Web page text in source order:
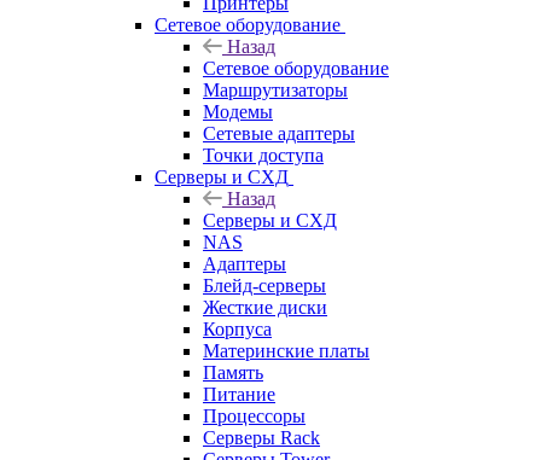
Сетевое оборудование
Назад
Сетевое оборудование
Маршрутизаторы
Модемы
Сетевые адаптеры
Точки доступа
Серверы и СХД
Назад
Серверы и СХД
NAS
Адаптеры
Блейд-серверы
Жесткие диски
Корпуса
Материнские платы
Память
Питание
Процессоры
Серверы Rack